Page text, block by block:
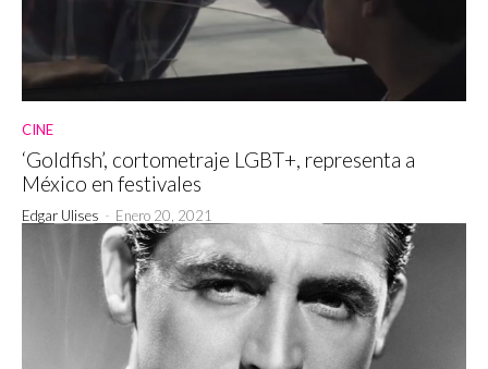
CINE
‘Goldfish’, cortometraje LGBT+, representa a
México en festivales
Edgar Ulises - Enero 20, 2021